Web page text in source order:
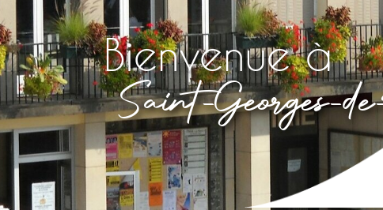
Bienvenue à
Saint-Georges-